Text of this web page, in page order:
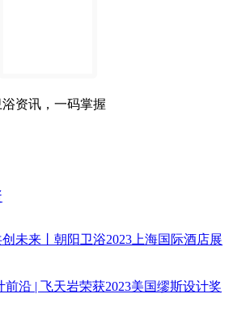
浴资讯，一码掌握
未来丨朝阳卫浴2023上海国际酒店展
前沿 | 飞天岩荣获2023美国缪斯设计奖